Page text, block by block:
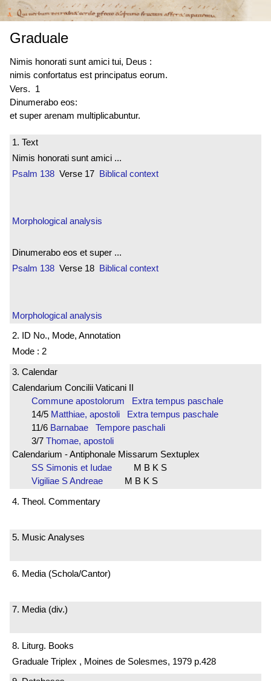
Graduale
Nimis honorati sunt amici tui, Deus :
nimis confortatus est principatus eorum.
Vers. 1
Dinumerabo eos:
et super arenam multiplicabuntur.
1. Text
Nimis honorati sunt amici ...
Psalm 138 Verse 17 Biblical context
Morphological analysis
Dinumerabo eos et super ...
Psalm 138 Verse 18 Biblical context
Morphological analysis
2. ID No., Mode, Annotation
Mode : 2
3. Calendar
Calendarium Concilii Vaticani II
Commune apostolorum Extra tempus paschale
14/5 Matthiae, apostoli Extra tempus paschale
11/6 Barnabae Tempore paschali
3/7 Thomae, apostoli
Calendarium - Antiphonale Missarum Sextuplex
SS Simonis et Iudae
M B K S
Vigiliae S Andreae
M B K S
4. Theol. Commentary
5. Music Analyses
6. Media (Schola/Cantor)
7. Media (div.)
8. Liturg. Books
Graduale Triplex , Moines de Solesmes, 1979 p.428